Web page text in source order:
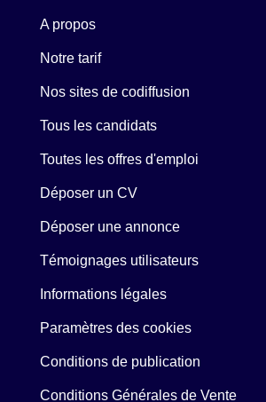
A propos
Notre tarif
Nos sites de codiffusion
Tous les candidats
Toutes les offres d'emploi
Déposer un CV
Déposer une annonce
Témoignages utilisateurs
Informations légales
Paramètres des cookies
Conditions de publication
Conditions Générales de Vente